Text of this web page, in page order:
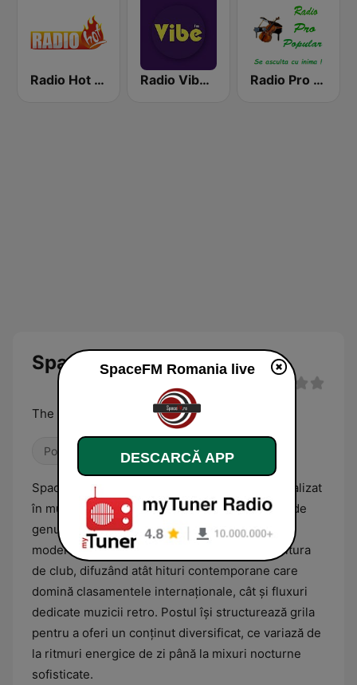
Radio Hot Style Radio Vibe FM Romania Radio Pro Popular
SpaceFM Romania live
The Rhythm of Your City
Pop / Top 40 Dance / EDM House
SpaceFM Romania este un post de radio specializat
în muzică electronică, oferind o selecție vastă de
genuri precum house, disco house și remixuri
moderne. Formatul său este orientat către cultura
de club, difuzând atât hituri contemporane care
domină clasamentele internaționale, cât și fluxuri
dedicate muzicii retro. Postul își structurează grila
pentru a oferi un conținut diversificat, ce variază de
la ritmuri energice de zi până la mixuri nocturne
sofisticate.
SpaceFM Romania live
DESCARCĂ APP